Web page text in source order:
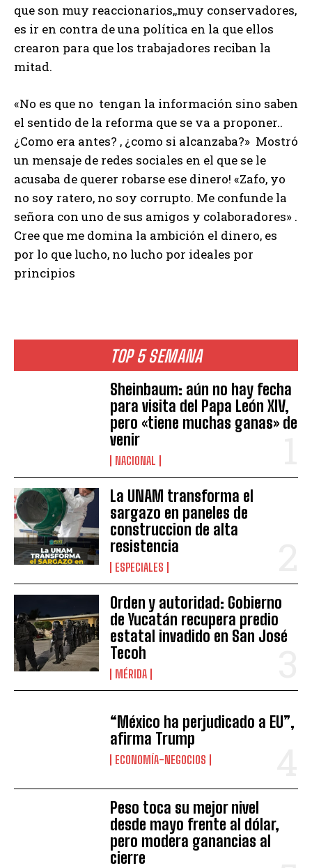
TOP 5 SEMANA
Sheinbaum: aún no hay fecha
para visita del Papa León XIV,
pero «tiene muchas ganas» de
venir
NACIONAL
La UNAM transforma el
sargazo en paneles de
construccion de alta
resistencia
ESPECIALES
Orden y autoridad: Gobierno
de Yucatán recupera predio
estatal invadido en San José
Tecoh
MÉRIDA
“México ha perjudicado a EU”,
afirma Trump
ECONOMÍA-NEGOCIOS
Peso toca su mejor nivel
desde mayo frente al dólar,
pero modera ganancias al
cierre
que son muy reaccionarios,,muy conservadores,
es ir en contra de una política en la que ellos
crearon para que los trabajadores reciban la
mitad.
«No es que no tengan la información sino saben
el sentido de la reforma que se va a proponer..
¿Como era antes? , ¿como si alcanzaba?» Mostró
un mensaje de redes sociales en el que se le
acusaba de querer robarse ese dinero! «Zafo, yo
no soy ratero, no soy corrupto. Me confunde la
señora con uno de sus amigos y colaboradores» .
Cree que me domina la ambición el dinero, es
por lo que lucho, no lucho por ideales por
principios